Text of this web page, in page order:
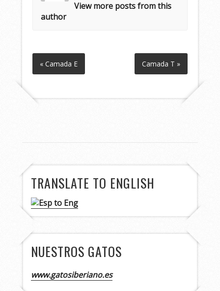
View more posts from this
author
« Camada E Camada T »
TRANSLATE TO ENGLISH
NUESTROS GATOS
www.gatosiberiano.es